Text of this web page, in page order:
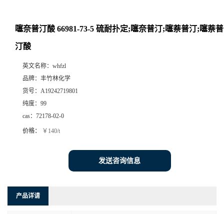
噻奈普汀酸 66981-73-5 硫耐扑定;噻奈普汀;噻萘普汀;噻萘普
汀酸
英文名称： whfzl
品牌： 丰竹林化学
货号： A19242719801
纯度： 99
cas： 72178-02-0
价格： ￥140/t
发送咨询信息
产品详请